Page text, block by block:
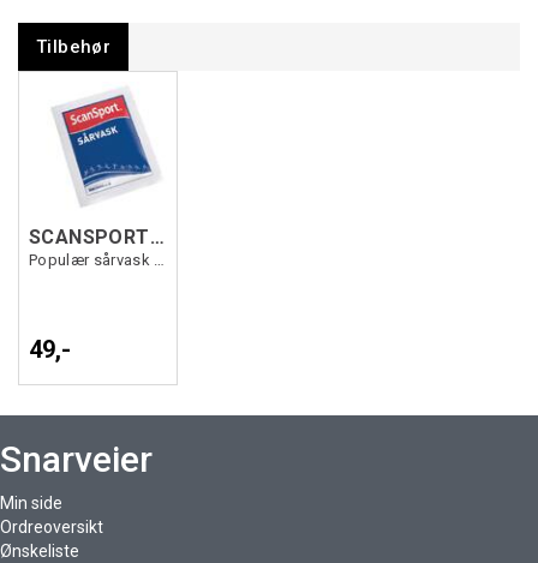
Tilbehør
SCANSPORT Sårvaskeske 6stk
49,-
Snarveier
Min side
Ordreoversikt
Ønskeliste